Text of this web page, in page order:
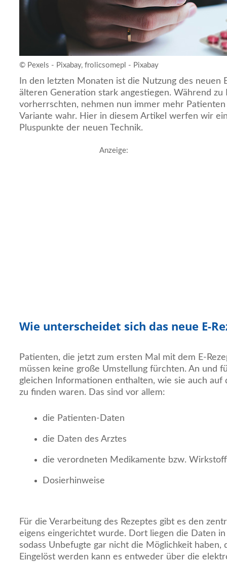
© Pexels - Pixabay, frolicsomepl - Pixabay
In den letzten Monaten ist die Nutzung des neuen
älteren Generation stark angestiegen. Während zu
vorherrschten, nehmen nun immer mehr
Variante wahr. Hier in diesem Artikel werfen wir
Pluspunkte der neuen Technik.
Anzeige:
Wie unterscheidet sich das neue E-
Patienten, die jetzt zum ersten Mal mit dem E-
müssen keine große Umstellung fürchten. An und
gleichen Informationen enthalten, wie sie auch auf
zu finden waren. Das sind vor allem:
die Patienten-Daten
die Daten des Arztes
die verordneten Medikamente bzw.
Dosierhinweise
Für die Verarbeitung des Rezeptes gibt es den
eigens eingerichtet wurde. Dort liegen die Daten
sodass Unbefugte gar nicht die Möglichkeit haben,
Eingelöst werden kann es entweder über die